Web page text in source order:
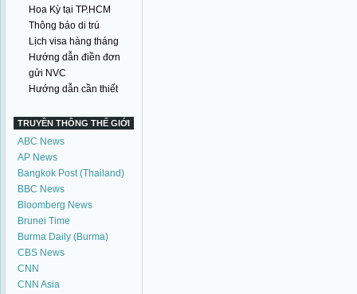
Hoa Kỳ tại TP.HCM
Thông báo di trú
Lịch visa hàng tháng
Hướng dẫn điền đơn
gửi NVC
Hướng dẫn cần thiết
TRUYỀN THÔNG THẾ GIỚI
ABC News
AP News
Bangkok Post (Thailand)
BBC News
Bloomberg News
Brunei Time
Burma Daily (Burma)
CBS News
CNN
CNN Asia